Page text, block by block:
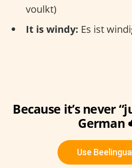
voulkt)
It is windy: Es ist
Because it’s never
German
Use